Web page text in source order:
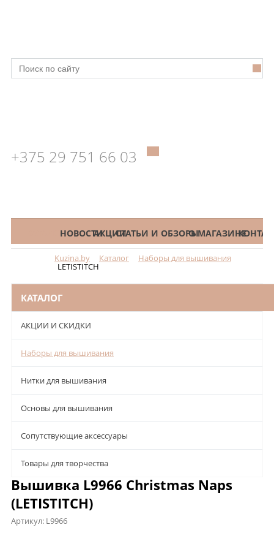
+375 29 751 66 03
КАТАЛОГНОВОСТИАКЦИИСТАТЬИ И ОБЗОРЫО МАГАЗИНЕ
Kuzina.by Каталог Наборы для вышивания
LETISTITCH
КАТАЛОГ
АКЦИИ И СКИДКИ
Наборы для вышивания
Нитки для вышивания
Основы для вышивания
Сопутствующие аксессуары
Товары для творчества
Вышивка L9966 Christmas Naps
(LETISTITCH)
Артикул: L9966